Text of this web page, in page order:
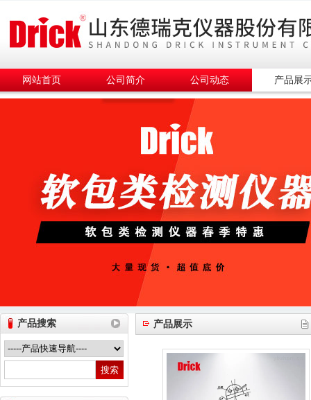
山东德瑞克仪器股份有限公司
网站首页 公司简介 公司动态 产品展
产品搜索 产品展示